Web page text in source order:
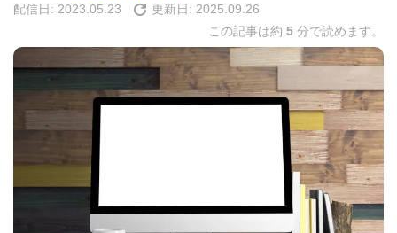
配信日: 2023.05.23 更新日: 2025.09.26
この記事は約 5 分で読めます。